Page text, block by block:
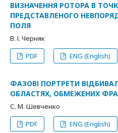
ВИЗНАЧЕННЯ РОТОРА В
ПРЕДСТАВЛЕНОГО
ПОЛЯ
В. І. Черняк
PDF
ENG (English)
ФАЗОВІ ПОРТРЕТИ
ОБЛАСТЯХ, ОБМЕЖЕНИХ
С. М. Шевченко
PDF
ENG (English)